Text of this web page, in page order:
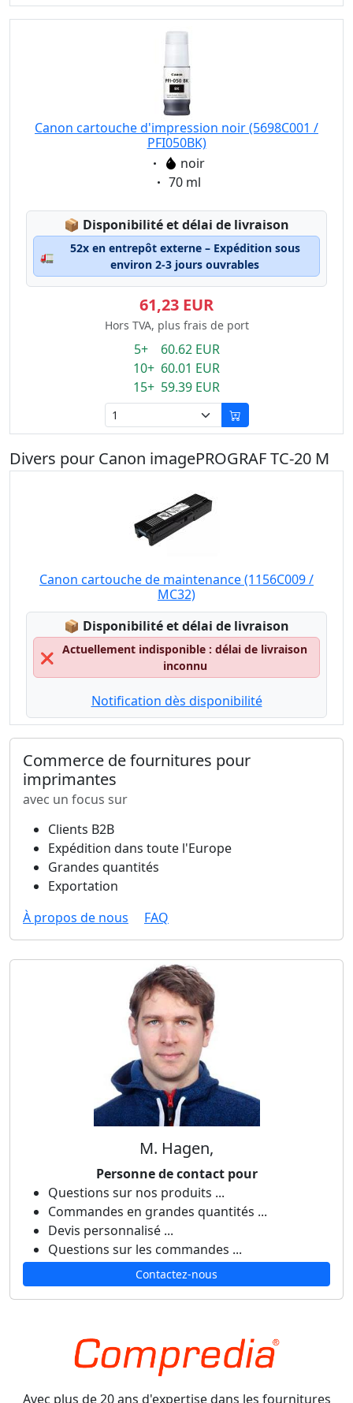
Canon cartouche d'impression noir (5698C001 /
PFI050BK)
Eigenschaft:
noir
Eigenschaft:
70 ml
📦 Lagerstatus:
Disponibilité et délai de livraison
🚛
52x en entrepôt externe – Expédition sous
environ 2-3 jours ouvrables
61,23 EUR
Hors TVA, plus frais de port
5+ 60.62 EUR
10+ 60.01 EUR
15+ 59.39 EUR
Divers pour Canon imagePROGRAF TC-20 M
Canon cartouche de maintenance (1156C009 /
MC32)
📦 Lagerstatus:
Disponibilité et délai de livraison
❌
Actuellement indisponible : délai de livraison
inconnu
Notification dès disponibilité
Commerce de fournitures pour
imprimantes
avec un focus sur
Clients B2B
Expédition dans toute l'Europe
Grandes quantités
Exportation
À propos de nous
FAQ
M. Hagen,
Personne de contact pour
Questions sur nos produits ...
Commandes en grandes quantités ...
Devis personnalisé ...
Questions sur les commandes ...
Contactez-nous
Avec plus de 20 ans d'expertise dans les fournitures